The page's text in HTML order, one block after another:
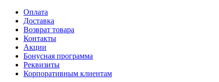
Оплата
Доставка
Возврат товара
Контакты
Акции
Бонусная программа
Реквизиты
Корпоративным клиентам